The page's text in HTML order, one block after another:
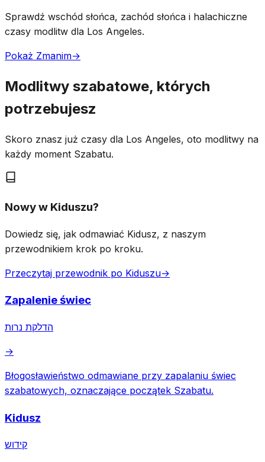
Sprawdź wschód słońca, zachód słońca i halachiczne
czasy modlitw dla Los Angeles.
Pokaż Zmanim→
Modlitwy szabatowe, których
potrzebujesz
Skoro znasz już czasy dla Los Angeles, oto modlitwy na
każdy moment Szabatu.
Nowy w Kiduszu?
Dowiedz się, jak odmawiać Kidusz, z naszym
przewodnikiem krok po kroku.
Przeczytaj przewodnik po Kiduszu→
Zapalenie świec
הדלקת נרות
→
Błogosławieństwo odmawiane przy zapalaniu świec
szabatowych, oznaczające początek Szabatu.
Kidusz
קידוש